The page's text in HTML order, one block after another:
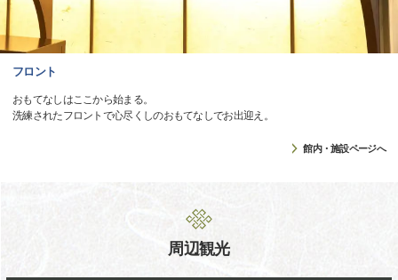
フロント
おもてなしはここから始まる。
洗練されたフロントで心尽くしのおもてなしでお出迎え。
館内・施設ページへ
周辺観光